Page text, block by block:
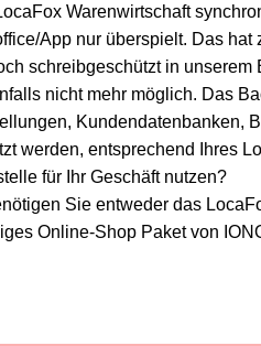
Warenwirtschaft
App nur überspielt. Das hat
schreibgeschützt in
nicht mehr möglich. Das
Kundendatenbanken,
werden, entsprechend Ihres
für Ihr Geschäft nutzen?
Sie entweder das
Online-Shop Paket von